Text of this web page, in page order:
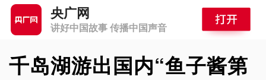
央广网
讲好中国故事 传播中国声音
千岛湖游出国内“鱼子酱第